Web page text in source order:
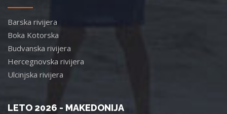
Barska rivijera
Boka Kotorska
Budvanska rivijera
Hercegnovska rivijera
Ulcinjska rivijera
LETO 2026 - MAKEDONIJA